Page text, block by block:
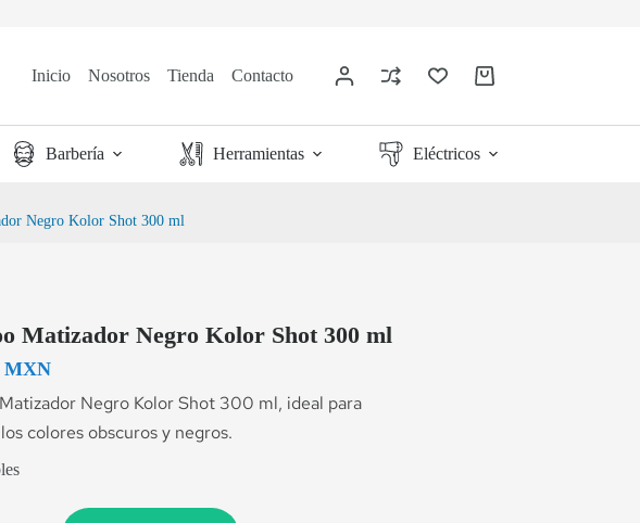
Inicio Nosotros Tienda Contacto
Barbería Herramientas Eléctricos
Negro Kolor Shot 300 ml
Matizador Negro Kolor Shot 300 ml
MXN
Negro Kolor Shot 300 ml, ideal para
colores obscuros y negros.